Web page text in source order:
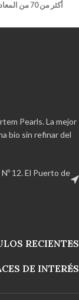
أكثر من 70
أقل من 2%.
غير
Pearls. La mejor
bio sin refinar del
12. El Puerto de
RECIENTES
DE INTERÉS